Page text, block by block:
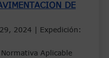
DE
2024 | Expedición:
Aplicable